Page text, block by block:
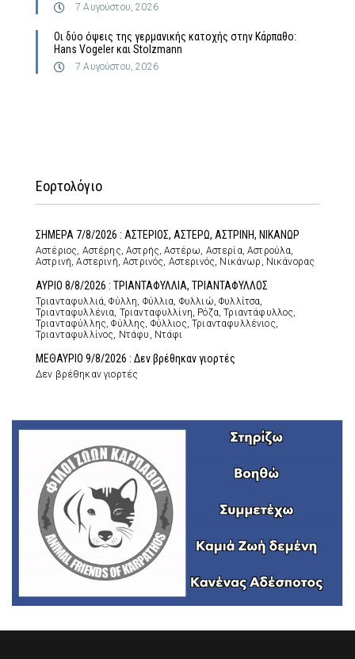
7 Αυγούστου, 2026
Οι δύο όψεις της γερμανικής κατοχής στην Κάρπαθο:
Hans Vogeler και Stolzmann
7 Αυγούστου, 2026
Εορτολόγιο
ΣΗΜΕΡΑ 7/8/2026 : ΑΣΤΕΡΙΟΣ, ΑΣΤΕΡΩ, ΑΣΤΡΙΝΗ, ΝΙΚΑΝΩΡ
Αστέριος, Αστέρης, Αστρής, Αστέρω, Αστερία, Αστρούλα,
Αστρινή, Αστερινή, Αστρινός, Αστερινός, Νικάνωρ, Νικάνορας
ΑΥΡΙΟ 8/8/2026 : ΤΡΙΑΝΤΑΦΥΛΛΙΑ, ΤΡΙΑΝΤΑΦΥΛΛΟΣ
Τριανταφυλλιά, Φύλλη, Φύλλια, Φυλλιώ, Φυλλίτσα,
Τριανταφυλλένια, Τριανταφυλλίνη, Ρόζα, Τριαντάφυλλος,
Τριανταφύλλης, Φύλλης, Φύλλιος, Τριανταφυλλένιος,
Τριανταφυλλίνος, Ντάφυ, Ντάφι
ΜΕΘΑΥΡΙΟ 9/8/2026 : Δεν βρέθηκαν γιορτές
Δεν βρέθηκαν γιορτές